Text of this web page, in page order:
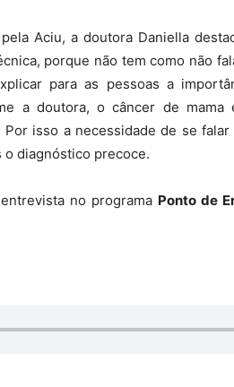
Aciu, a doutora Daniella
porque não tem como não
para as pessoas a
a doutora, o câncer de
isso a necessidade de se
diagnóstico precoce.
no programa Ponto de